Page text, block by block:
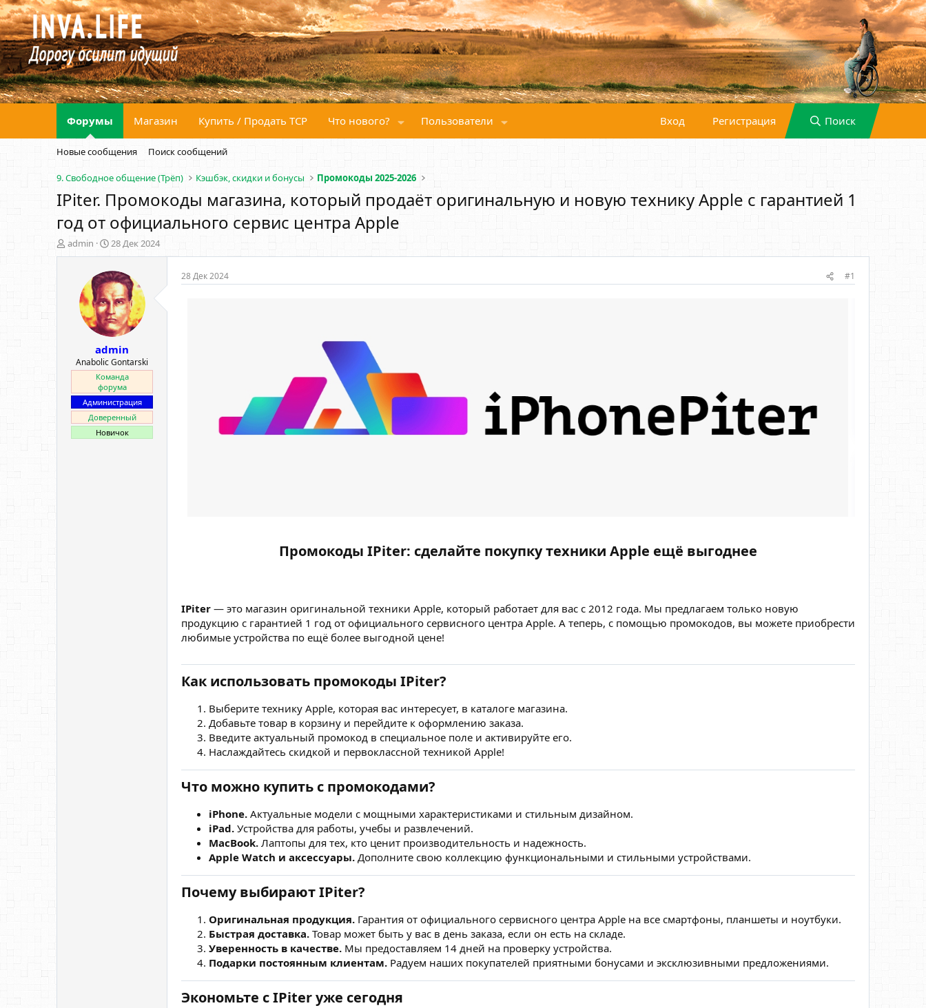
Форумы Магазин Купить / Продать ТСР Что нового? Пользователи Вход Регистрация Поиск
Новые сообщения Поиск сообщений
9. Свободное общение (Трёп) Кэшбэк, скидки и бонусы Промокоды 2025-2026
IPiter. Промокоды магазина, который продаёт оригинальную и новую технику Apple с гарантией 1
год от официального сервис центра Apple
А
в
admin
Д
а
а
н
а
ч
а
а
28 Дек 2024
admin
Anabolic Gontarski
Команда
форума
Администрация
Доверенный
Новичок
28 Дек 2024 #1
Промокоды IPiter: сделайте покупку техники Apple ещё выгоднее
IPiter — это магазин оригинальной техники Apple, который работает для вас с 2012 года. Мы предлагаем только новую
продукцию с гарантией 1 год от официального сервисного центра Apple. А теперь, с помощью промокодов, вы можете приобрести
любимые устройства по ещё более выгодной цене!
Как использовать промокоды IPiter?
Выберите технику Apple, которая вас интересует, в каталоге магазина.
Добавьте товар в корзину и перейдите к оформлению заказа.
Введите актуальный промокод в специальное поле и активируйте его.
Наслаждайтесь скидкой и первоклассной техникой Apple!
Что можно купить с промокодами?
iPhone. Актуальные модели с мощными характеристиками и стильным дизайном.
iPad. Устройства для работы, учебы и развлечений.
MacBook. Лаптопы для тех, кто ценит производительность и надежность.
Apple Watch и аксессуары. Дополните свою коллекцию функциональными и стильными устройствами.
Почему выбирают IPiter?
Оригинальная продукция. Гарантия от официального сервисного центра Apple на все смартфоны, планшеты и ноутбуки.
Быстрая доставка. Товар может быть у вас в день заказа, если он есть на складе.
Уверенность в качестве. Мы предоставляем 14 дней на проверку устройства.
Подарки постоянным клиентам. Радуем наших покупателей приятными бонусами и эксклюзивными предложениями.
Экономьте с IPiter уже сегодня